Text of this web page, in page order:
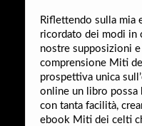
Riflettendo sulla mia
ricordato dei modi in
nostre supposizioni
comprensione Miti
prospettiva unica
online un libro possa
con tanta facilità,
ebook Miti dei celti